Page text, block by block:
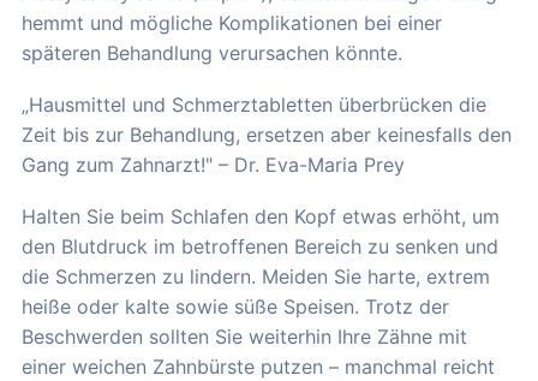
hemmt und mögliche Komplikationen bei einer
späteren Behandlung verursachen könnte.
„Hausmittel und Schmerztabletten überbrücken die
Zeit bis zur Behandlung, ersetzen aber keinesfalls den
Gang zum Zahnarzt!" – Dr. Eva-Maria Prey
Halten Sie beim Schlafen den Kopf etwas erhöht, um
den Blutdruck im betroffenen Bereich zu senken und
die Schmerzen zu lindern. Meiden Sie harte, extrem
heiße oder kalte sowie süße Speisen. Trotz der
Beschwerden sollten Sie weiterhin Ihre Zähne mit
einer weichen Zahnbürste putzen – manchmal reicht